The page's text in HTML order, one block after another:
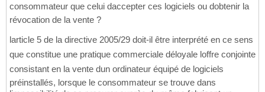
consommateur que celui daccepter ces logiciels ou dobtenir la
révocation de la vente ?
larticle 5 de la directive 2005/29 doit-il être interprété en ce sens
que constitue une pratique commerciale déloyale loffre conjointe
consistant en la vente dun ordinateur équipé de logiciels
préinstallés, lorsque le consommateur se trouve dans